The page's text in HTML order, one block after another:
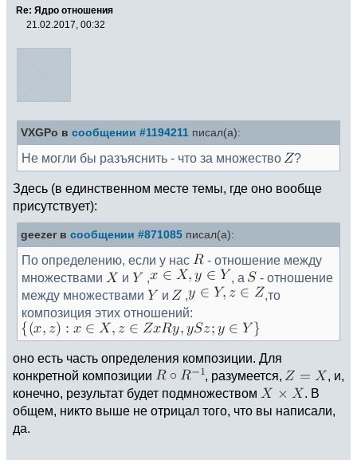
Re: Ядро отношения
21.02.2017, 00:32
VXGPo в сообщении #1194211 писал(а):
Не могли бы разъяснить - что за множество ?
Здесь (в единственном месте темы, где оно вообще
присутствует):
geezer в сообщении #871085 писал(а):
По определению, если у нас
- отношение между
множествами
и , , а
- отношение
между множествами
и ,
,то
композиция этих отношений:
оно есть часть определения композиции. Для
конкретной композиции
, разумеется,
, и,
конечно, результат будет подмножеством
. В
общем, никто выше не отрицал того, что вы написали,
да.